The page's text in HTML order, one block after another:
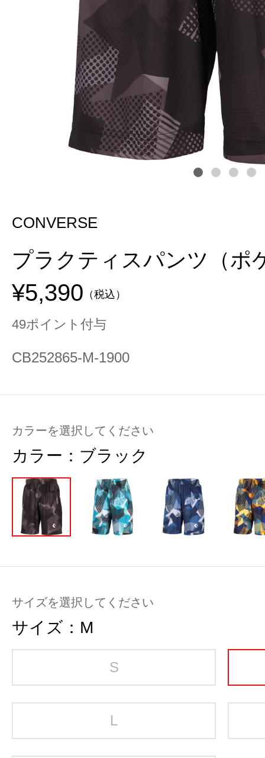
CONVERSE
プラクティスパンツ（ポ
¥5,390 （税込）
49ポイント付与
CB252865-M-1900
カラーを選択してください
カラー： ブラック
サイズを選択してください
サイズ： M
S
L